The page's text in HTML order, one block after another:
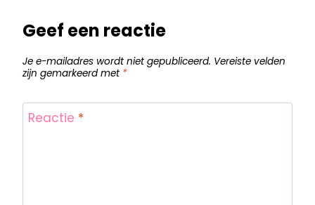
Geef een reactie
Je e-mailadres wordt niet gepubliceerd. Vereiste velden
zijn gemarkeerd met *
Reactie *